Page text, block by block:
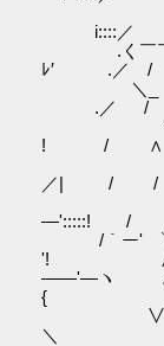
l:
i::::／
.く
ﾚ′ .／
＼_
.／
＼
! /
＼:｀
／| /
＼
/｀ー'￣
'! ∧
――'―ヽ
{
∨ '. ＼
＼ ／￣